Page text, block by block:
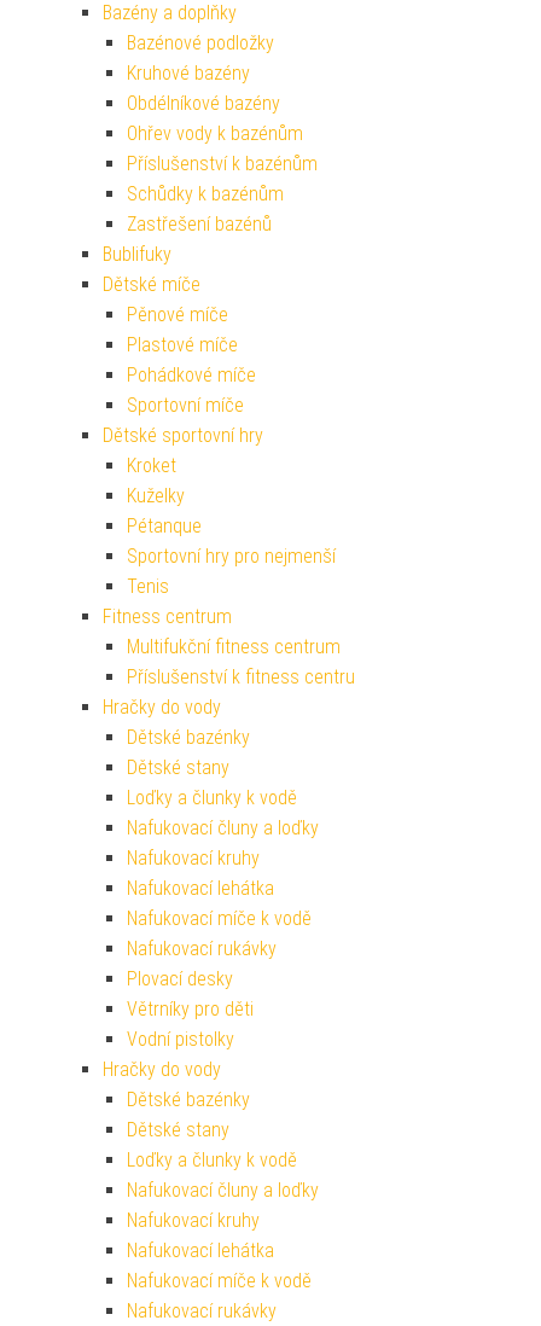
Bazény a doplňky
Bazénové podložky
Kruhové bazény
Obdélníkové bazény
Ohřev vody k bazénům
Příslušenství k bazénům
Schůdky k bazénům
Zastřešení bazénů
Bublifuky
Dětské míče
Pěnové míče
Plastové míče
Pohádkové míče
Sportovní míče
Dětské sportovní hry
Kroket
Kuželky
Pétanque
Sportovní hry pro nejmenší
Tenis
Fitness centrum
Multifukční fitness centrum
Příslušenství k fitness centru
Hračky do vody
Dětské bazénky
Dětské stany
Loďky a člunky k vodě
Nafukovací čluny a loďky
Nafukovací kruhy
Nafukovací lehátka
Nafukovací míče k vodě
Nafukovací rukávky
Plovací desky
Větrníky pro děti
Vodní pistolky
Hračky do vody
Dětské bazénky
Dětské stany
Loďky a člunky k vodě
Nafukovací čluny a loďky
Nafukovací kruhy
Nafukovací lehátka
Nafukovací míče k vodě
Nafukovací rukávky